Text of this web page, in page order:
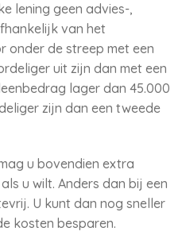
lening geen advies-,
van het
onder de streep met een
uit zijn dan met een
lager dan 45.000
zijn dan een tweede
u bovendien extra
u wilt. Anders dan bij een
U kunt dan nog sneller
kosten besparen.